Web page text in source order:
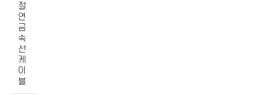
절
연
금
속
선
케
이
블